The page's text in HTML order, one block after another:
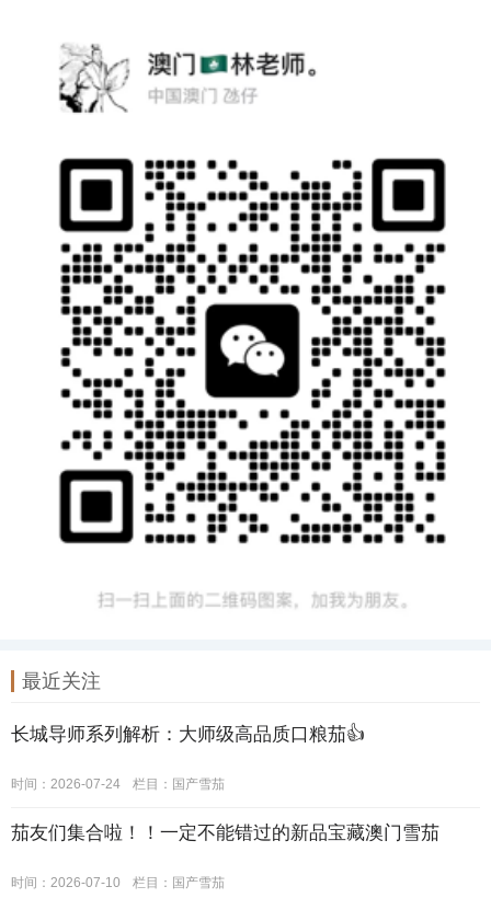
最近关注
长城导师系列解析：大师级高品质口粮茄👍
时间：2026-07-24 栏目： 国产雪茄
茄友们集合啦！！一定不能错过的新品宝藏澳门雪茄
时间：2026-07-10 栏目： 国产雪茄